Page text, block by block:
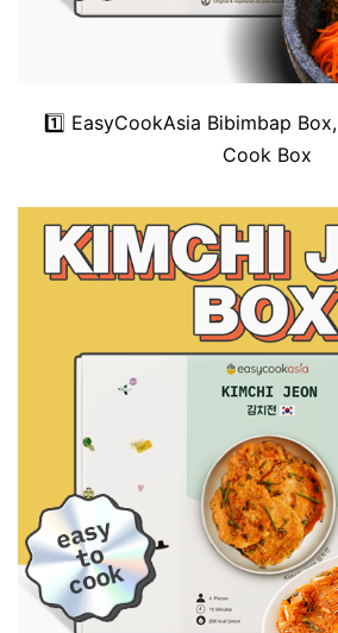
1️⃣ EasyCookAsia Bibimbap
Cook Box